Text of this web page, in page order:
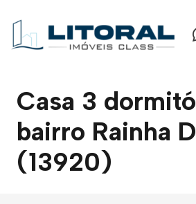
Casa 3
bairro Rainha
(13920)